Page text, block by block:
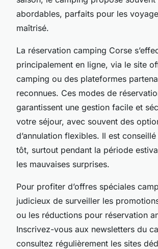
abordables, parfaits pour les
maîtrisé.
La réservation camping Corse
principalement en ligne, via le site
camping ou des plateformes
reconnues. Ces modes de
garantissent une gestion facile et
votre séjour, avec souvent des
d’annulation flexibles. Il est
tôt, surtout pendant la période
les mauvaises surprises.
Pour profiter d’offres spéciales
judicieux de surveiller les
ou les réductions pour réservation
Inscrivez-vous aux newsletters du
consultez régulièrement les sites